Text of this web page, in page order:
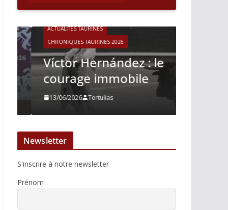
ACTUALITÉS TAURINES
CHRONIQUES TAURINES 2026
Víctor Hernández : le
courage immobile
13/06/2026 Tertulias
Newsletter
S'inscrire à notre newsletter
Prénom